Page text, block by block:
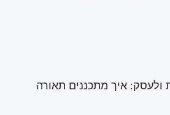
ולעסק: איך מתכננים תאורה